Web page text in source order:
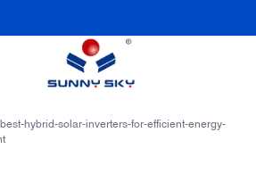
hybrid-solar-inverters-for-efficient-energy-